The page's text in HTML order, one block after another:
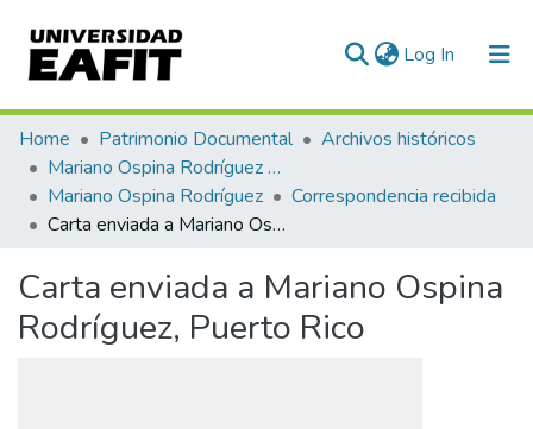
Log In (current)
Communities & Collections
All of DSpace
Statistics
Home Patrimonio Documental
Archivos históricos
Mariano Ospina Rodríguez (1826 -1912)
Mariano Ospina Rodríguez
Correspondencia recibida
Carta enviada a Mariano Ospina Rodríguez, Puerto Rico
Carta enviada a Mariano Ospina
Rodríguez, Puerto Rico